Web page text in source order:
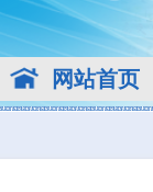
网站首页